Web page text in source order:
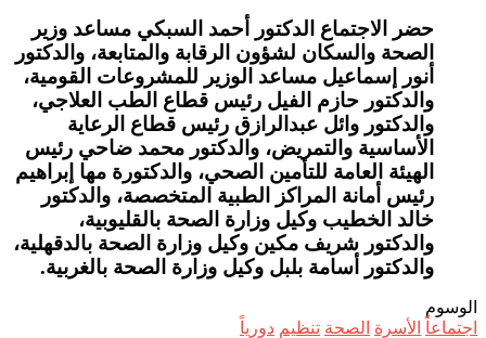
حضر الاجتماع الدكتور أحمد السبكي مساعد وزير
الصحة والسكان لشؤون الرقابة والمتابعة، والدكتور
أنور إسماعيل مساعد الوزير للمشروعات القومية،
والدكتور حازم الفيل رئيس قطاع الطب العلاجي،
والدكتور وائل عبدالرازق رئيس قطاع الرعاية
الأساسية والتمريض، والدكتور محمد ضاحي رئيس
الهيئة العامة للتأمين الصحي، والدكتورة مها إبراهيم
رئيس أمانة المراكز الطبية المتخصصة، والدكتور
خالد الخطيب وكيل وزارة الصحة بالقليوبية،
والدكتور شريف مكين وكيل وزارة الصحة بالدقهلية،
والدكتور أسامة بلبل وكيل وزارة الصحة بالغربية.
الوسوم
اجتماعاً الأسرة الصحة تنظيم دورياً